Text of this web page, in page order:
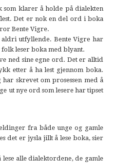
som klarer å holde på dialekten
Det er nok en del ord i boka
Bente Vigre.
utfyllende. Bente Vigre har
leser boka med blyant.
ned sine egne ord. Det er alltid
etter å ha lest gjennom boka.
skrevet om prosessen med å
ut nye ord som lesere har tipset
fra både unge og gamle
det er jysla jillt å lese boka, sier
lese alle dialektordene, de gamle